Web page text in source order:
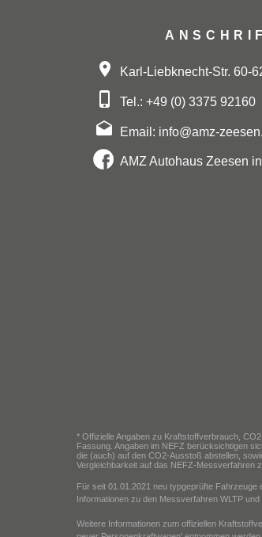
Karl-Liebknecht-Str. 60-
Tel.: +49 (0) 3375 92160
Email: info@amz-
AMZ Autohaus Zeesen
* Offizielle Angaben zu Kraftstoffverbrauch,
Fassung. Angaben im NEFZ berücksichtigen
die (auch) auf den CO2-Ausstoß abstellen,
Vergleichbarkeit auf das NEFZ-Messverfahren
Für seit 01.01.2021 neu typgeprüfte Fahrzeuge
Informationen zu den Messverfahren WLTP
Weitere Informationen zum offiziellen